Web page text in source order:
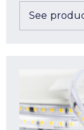
See